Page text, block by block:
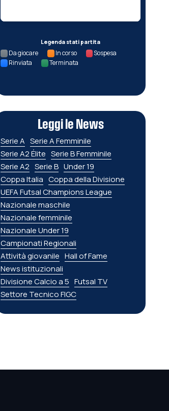
Legenda stati partita
Da giocare In corso
Sospesa
Rinviata
Terminata
Leggi le News
Serie A Serie A Femminile
Serie A2 Élite Serie B Femminile
Serie A2 Serie B Under 19
Coppa Italia Coppa della Divisione
UEFA Futsal Champions League
Nazionale maschile
Nazionale femminile
Nazionale Under 19
Campionati Regionali
Attività giovanile Hall of Fame
News istituzionali
Divisione Calcio a 5 Futsal TV
Settore Tecnico FIGC